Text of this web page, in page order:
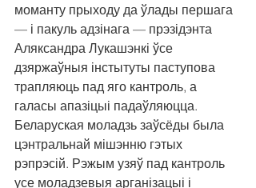
моманту прыходу да ўлады першага
— і пакуль адзінага — прэзідэнта
Аляксандра Лукашэнкі ўсе
дзяржаўныя інстытуты паступова
трапляюць пад яго кантроль, а
галасы апазіцыі падаўляюцца.
Беларуская моладзь заўсёды была
цэнтральнай мішэнню гэтых
рэпрэсій. Рэжым узяў пад кантроль
усе моладзевыя арганізацыі і